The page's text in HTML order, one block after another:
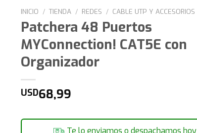
INICIO / TIENDA / REDES / CABLE UTP Y ACCESORIOS
Patchera 48 Puertos
MYConnection! CAT5E con
Organizador
USD68,99
Te lo enviamos o despachamos hoy